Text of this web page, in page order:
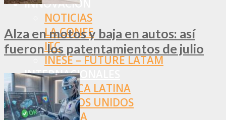
INNOVACIÓN
NOTICIAS
LA CONFE
ITC
INESE – FÜTURE LATAM
INTERNACIONALES
AMÉRICA LATINA
ESTADOS UNIDOS
EUROPA
Alza en motos y baja en autos: así
fueron los patentamientos de julio